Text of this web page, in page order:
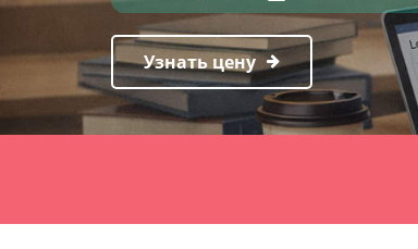
Узнать цену